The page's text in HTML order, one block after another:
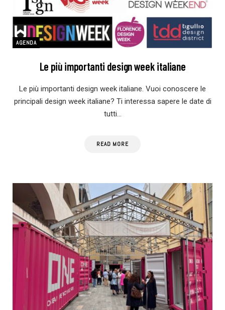
AGENDA
Le più importanti design week italiane
Le più importanti design week italiane. Vuoi conoscere le
principali design week italiane? Ti interessa sapere le date di
tutti…
READ MORE